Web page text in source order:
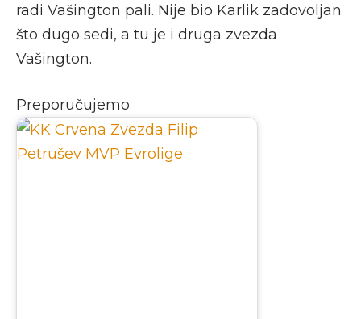
radi Vašington pali. Nije bio Karlik zadovoljan
što dugo sedi, a tu je i druga zvezda
Vašington.
Preporučujemo